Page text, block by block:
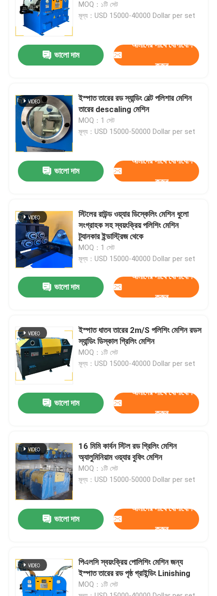
পণ্য
আমাদের সম্বন্ধে
কারখানা পরিদর্শন
আমাদের সাথে যোগাযোগ করুন
খবর
মামলা
একটি উদ্ধৃতি অনুরোধ
ট্যাংক পোলিশিং মেশিন
MOQ：১টি সেট
মূল্য：USD 15000-40000 Dollar per set
ভালো দাম
আমাদের সাথে যোগাযোগ
করুন
ইস্পাত তারের রড স্যান্ডিং বেল্ট পলিশার মেশিন
তারের descaling মেশিন
MOQ：1 সেট
মূল্য：USD 15000-50000 Dollar per set
ভালো দাম
আমাদের সাথে যোগাযোগ
করুন
স্টিলের রাউন্ড ওয়্যার ডিস্কেলিং মেশিন ধুলো
সংগ্রাহক সহ স্বয়ংক্রিয় পলিশিং মেশিন
ট্র্যানকার ইন্ডাস্ট্রিজ থেকে
MOQ：1 সেট
মূল্য：USD 15000-40000 Dollar per set
ভালো দাম
আমাদের সাথে যোগাযোগ
করুন
ইস্পাত ধাতব তারের 2m/S পলিশিং মেশিন রডস
স্যান্ডিং ডিস্কাল গ্রিলিং মেশিন
MOQ：১টি সেট
মূল্য：USD 15000-40000 Dollar per set
ভালো দাম
আমাদের সাথে যোগাযোগ
করুন
16 মিমি কার্বন স্টিল রড গ্রিলিং মেশিন
অ্যালুমিনিয়াম ওয়্যার বুফিং মেশিন
MOQ：১টি সেট
মূল্য：USD 15000-50000 Dollar per set
ভালো দাম
আমাদের সাথে যোগাযোগ
করুন
পিএলসি স্বয়ংক্রিয় পোলিশিং মেশিন জন্য
ইস্পাত তারের রড পৃষ্ঠ গ্রাইন্ডিং Linishing
MOQ：১টি সেট